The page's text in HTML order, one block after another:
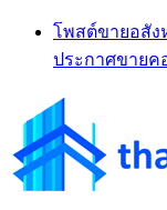
Skip
content
โพสต์ขายอสัง
ประกาศขายค